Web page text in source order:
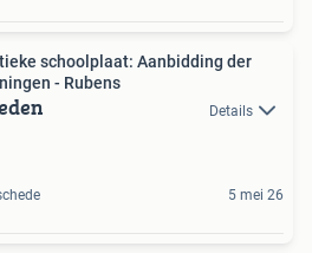
schoolplaat: Aanbidding der
- Rubens
Details
5 mei 26